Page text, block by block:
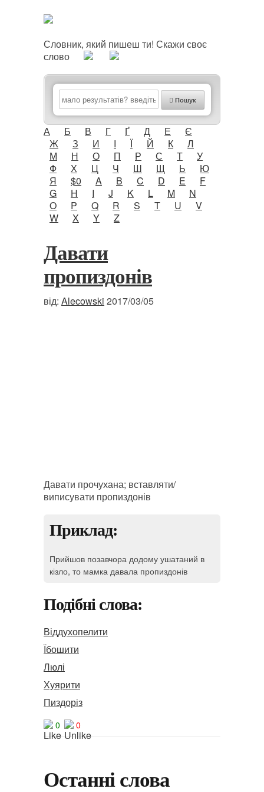
Словник, який пишеш ти! Скажи своє
слово
Пошук
А Б В Г Ґ Д Е
Є
Ж
З И І Ї Й К
Л
М
Н О П Р С Т
У
Ф
Х Ц Ч Ш Щ Ь
Ю
Я
$0 A B C D E
F
G
H I J K L M
N
O
P Q R S T U
V
W
X Y Z
Давати
пропиздонів
від: Alecowski 2017/03/05
Давати прочухана; вставляти/
виписувати пропиздонів
Приклад:
Прийшов позавчора додому ушатаний в
кізло, то мамка давала пропиздонів
Подібні слова:
Віддухопелити
Їбошити
Люлі
Хуярити
Пиздоріз
0 0
Останні слова